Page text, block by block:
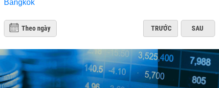
Theo ngày TRƯỚC SAU